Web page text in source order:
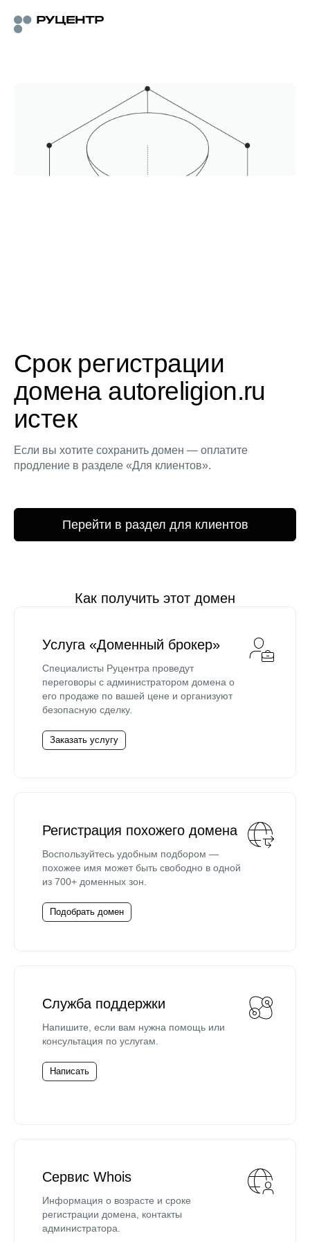
Срок регистрации
домена autoreligion.ru
истек
Если вы хотите сохранить домен — оплатите
продление в разделе «Для клиентов».
Перейти в раздел для клиентов
Как получить этот домен
Услуга «Доменный брокер»
Специалисты Руцентра проведут
переговоры с администратором домена о
его продаже по вашей цене и организуют
безопасную сделку.
Заказать услугу
Регистрация похожего домена
Воспользуйтесь удобным подбором —
похожее имя может быть свободно в одной
из 700+ доменных зон.
Подобрать домен
Служба поддержки
Напишите, если вам нужна помощь или
консультация по услугам.
Написать
Сервис Whois
Информация о возрасте и сроке
регистрации домена, контакты
администратора.